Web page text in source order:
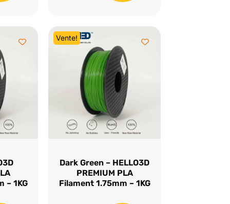
$28.95.
est :
– 1KG
Vente!
Dark Green – HELLO3D
PREMIUM PLA
Filament 1.75mm – 1KG